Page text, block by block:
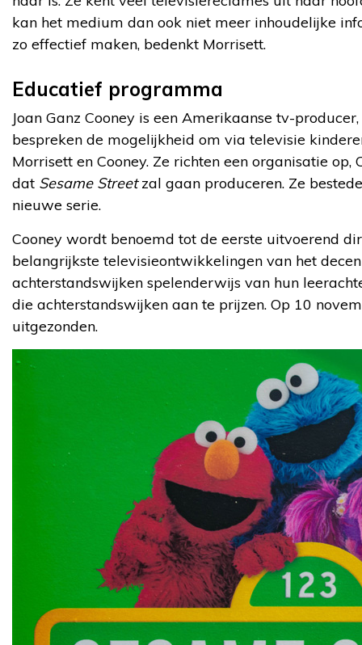
kan het medium dan ook niet meer inhoudelijke
zo effectief maken, bedenkt Morrisett.
Educatief programma
Joan Ganz Cooney is een Amerikaanse tv-
bespreken de mogelijkheid om via televisie
Morrisett en Cooney. Ze richten een organisatie
dat Sesame Streetzal gaan produceren. Ze
nieuwe serie.
Cooney wordt benoemd tot de eerste uitvoerend
belangrijkste televisieontwikkelingen van het
achterstandswijken spelenderwijs van hun
die achterstandswijken aan te prijzen. Op 10
uitgezonden.